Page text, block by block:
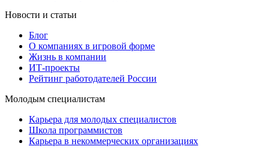
Новости и статьи
Блог
О компаниях в игровой форме
Жизнь в компании
ИТ-проекты
Рейтинг работодателей России
Молодым специалистам
Карьера для молодых специалистов
Школа программистов
Карьера в некоммерческих организациях